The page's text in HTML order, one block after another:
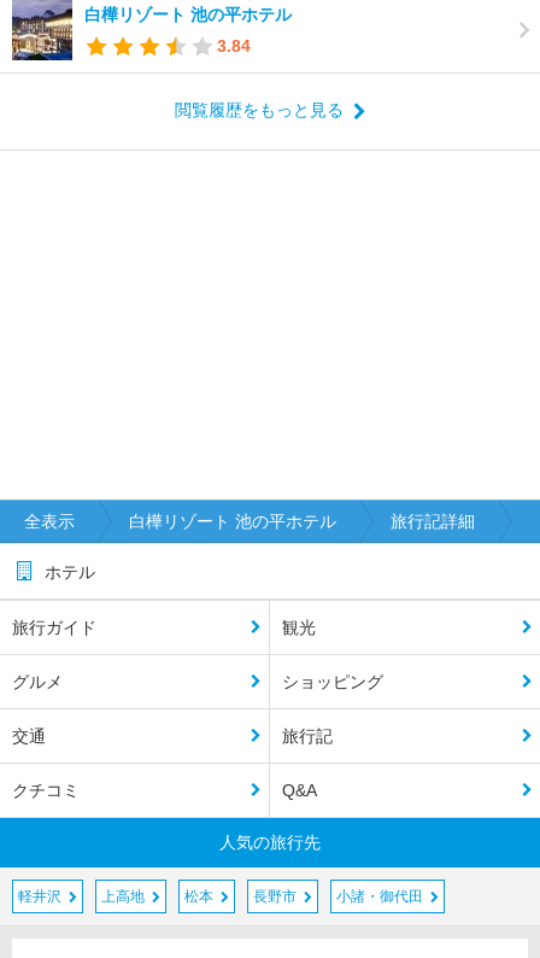
白樺リゾート 池の平ホテル
3.84
閲覧履歴をもっと見る
全表示 白樺リゾート 池の平ホテル 旅行記詳細
ホテル
旅行ガイド 観光
グルメ ショッピング
交通 旅行記
クチコミ Q&A
人気の旅行先
軽井沢 上高地 松本 長野市 小諸・御代田